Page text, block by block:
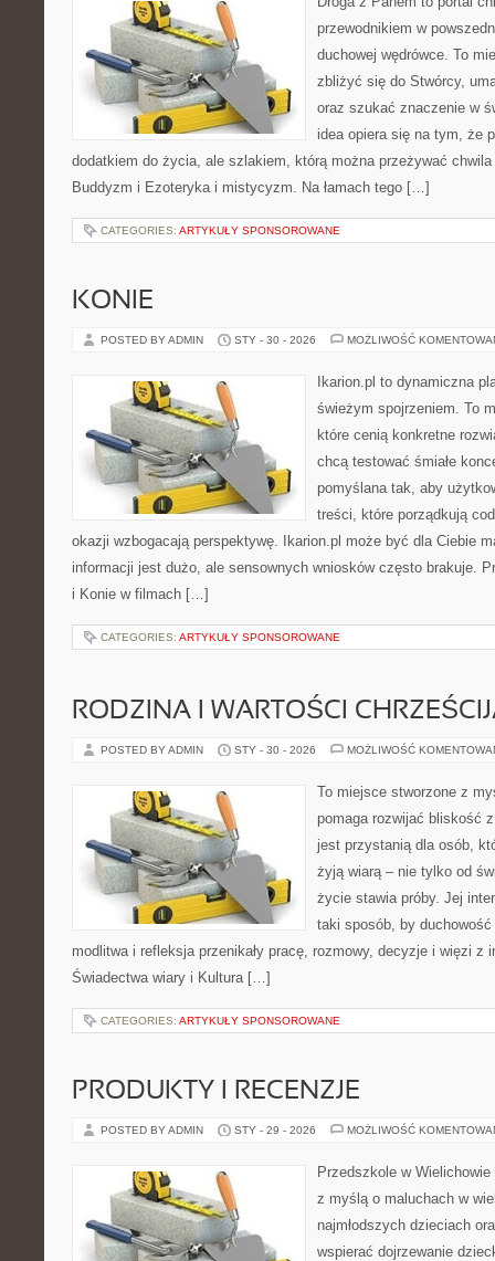
przewodnikiem w
duchowej wędrówce. To
zbliżyć się do Stwórcy,
oraz szukać znaczenie w
idea opiera się na tym, że
dodatkiem do życia, ale szlakiem, którą można przeżywać
Buddyzm i Ezoteryka i mistycyzm. Na łamach tego […]
CATEGORIES: ARTYKUŁY SPONSOROWANE
KONIE
POSTED BY ADMIN STY - 30 - 2026 MOŻLIWOŚĆ
Ikarion.pl to dynamiczna
świeżym spojrzeniem. To
które cenią konkretne
chcą testować śmiałe
pomyślana tak, aby
treści, które porządkują
okazji wzbogacają perspektywę. Ikarion.pl może być dla Ciebie
informacji jest dużo, ale sensownych wniosków często brakuje.
i Konie w filmach […]
CATEGORIES: ARTYKUŁY SPONSOROWANE
RODZINA I WARTOŚCI
POSTED BY ADMIN STY - 30 - 2026 MOŻLIWOŚĆ
To miejsce stworzone z
pomaga rozwijać bliskość
jest przystanią dla osób,
żyją wiarą – nie tylko od
życie stawia próby. Jej
taki sposób, by
modlitwa i refleksja przenikały pracę, rozmowy, decyzje i więzi z
Świadectwa wiary i Kultura […]
CATEGORIES: ARTYKUŁY SPONSOROWANE
PRODUKTY I RECENZJE
POSTED BY ADMIN STY - 29 - 2026 MOŻLIWOŚĆ
Przedszkole w
z myślą o maluchach w
najmłodszych dzieciach
wspierać dojrzewanie